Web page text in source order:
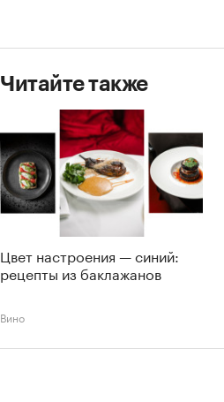
Читайте также
Цвет настроения — синий:
рецепты из баклажанов
Вино